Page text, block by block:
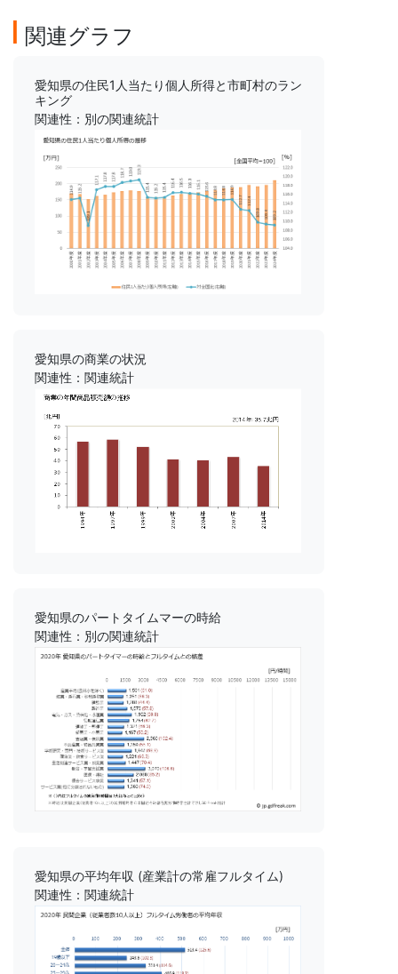
関連グラフ
愛知県の住民1人当たり個人所得と市町村のラン
キング
関連性：別の関連統計
愛知県の商業の状況
関連性：関連統計
愛知県のパートタイムマーの時給
関連性：別の関連統計
愛知県の平均年収 (産業計の常雇フルタイム)
関連性：関連統計